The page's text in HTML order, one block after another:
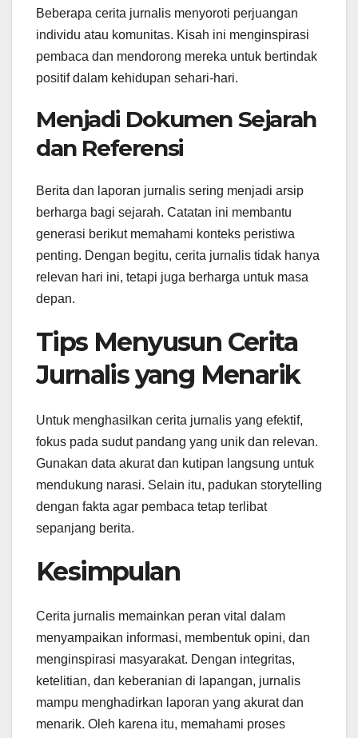
Beberapa cerita jurnalis menyoroti perjuangan
individu atau komunitas. Kisah ini menginspirasi
pembaca dan mendorong mereka untuk bertindak
positif dalam kehidupan sehari-hari.
Menjadi Dokumen Sejarah
dan Referensi
Berita dan laporan jurnalis sering menjadi arsip
berharga bagi sejarah. Catatan ini membantu
generasi berikut memahami konteks peristiwa
penting. Dengan begitu, cerita jurnalis tidak hanya
relevan hari ini, tetapi juga berharga untuk masa
depan.
Tips Menyusun Cerita
Jurnalis yang Menarik
Untuk menghasilkan cerita jurnalis yang efektif,
fokus pada sudut pandang yang unik dan relevan.
Gunakan data akurat dan kutipan langsung untuk
mendukung narasi. Selain itu, padukan storytelling
dengan fakta agar pembaca tetap terlibat
sepanjang berita.
Kesimpulan
Cerita jurnalis memainkan peran vital dalam
menyampaikan informasi, membentuk opini, dan
menginspirasi masyarakat. Dengan integritas,
ketelitian, dan keberanian di lapangan, jurnalis
mampu menghadirkan laporan yang akurat dan
menarik. Oleh karena itu, memahami proses